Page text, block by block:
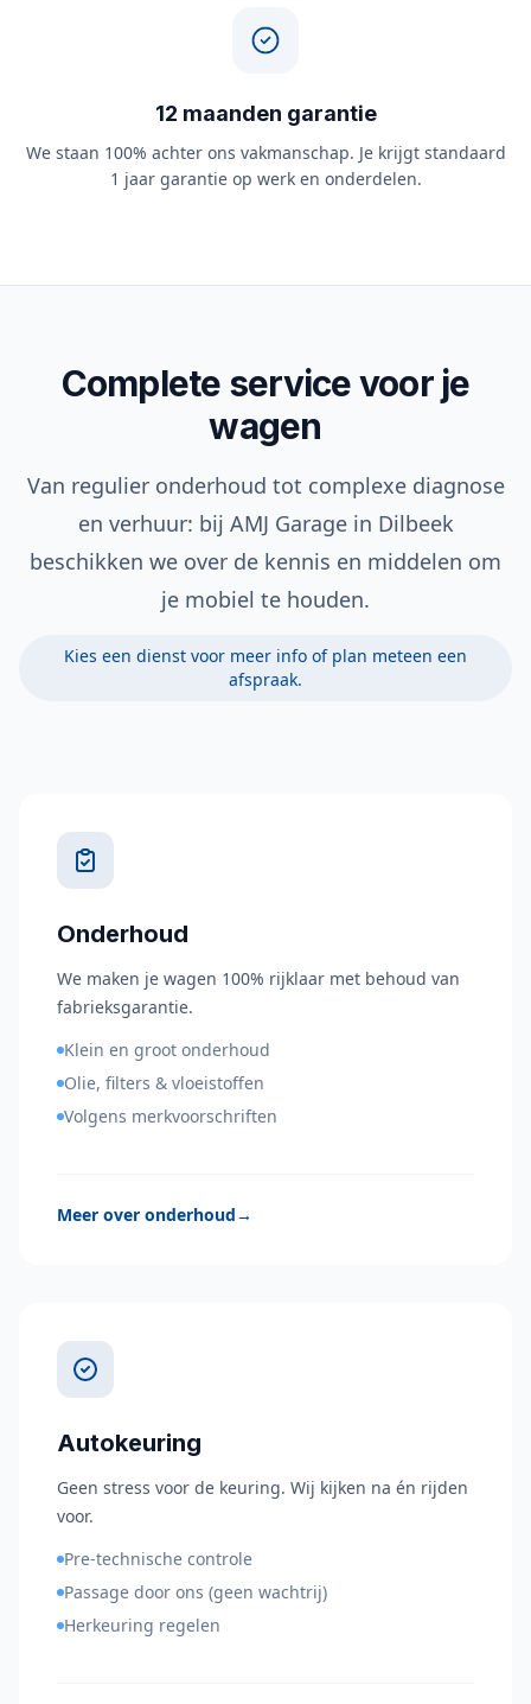
12 maanden garantie
We staan 100% achter ons vakmanschap. Je krijgt standaard
1 jaar garantie op werk en onderdelen.
Complete service voor je
wagen
Van regulier onderhoud tot complexe diagnose
en verhuur: bij AMJ Garage in Dilbeek
beschikken we over de kennis en middelen om
je mobiel te houden.
Kies een dienst voor meer info of plan meteen een
afspraak.
Onderhoud
We maken je wagen 100% rijklaar met behoud van
fabrieksgarantie.
Klein en groot onderhoud
Olie, filters & vloeistoffen
Volgens merkvoorschriften
Meer over onderhoud→
Autokeuring
Geen stress voor de keuring. Wij kijken na én rijden
voor.
Pre-technische controle
Passage door ons (geen wachtrij)
Herkeuring regelen